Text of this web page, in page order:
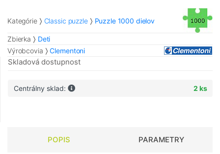
Kategórie Classic puzzle Puzzle 1000 dielov
Zbierka
Deti
Výrobcovia
Clementoni
Skladová dostupnost
Centrálny sklad: 2 ks
POPIS PARAMETRY